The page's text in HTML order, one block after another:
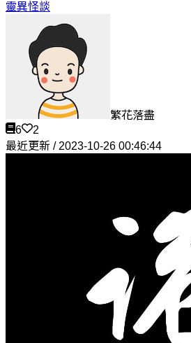
靈異怪談
繁花落盡
6
2
最近更新 / 2023-10-26 00:46:44